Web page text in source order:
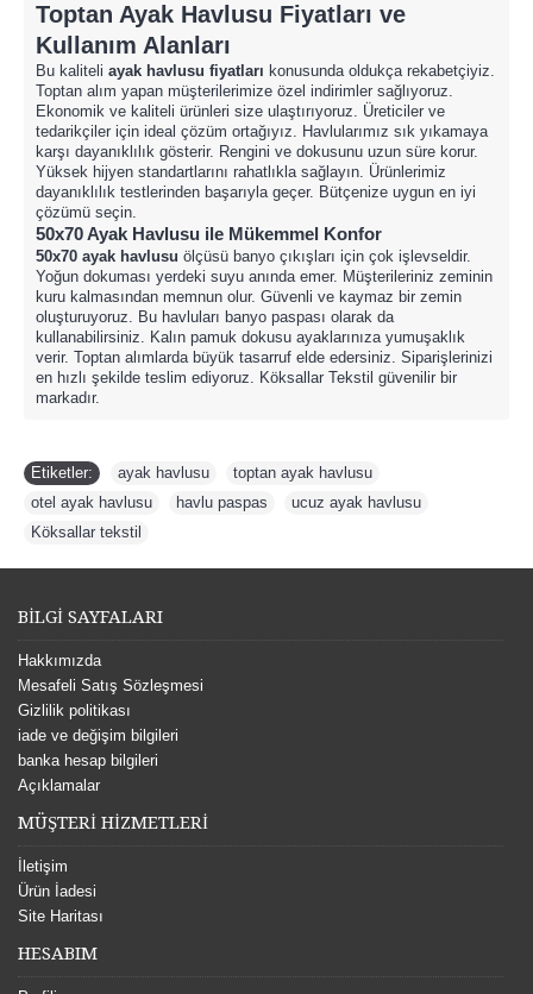
​Toptan Ayak Havlusu Fiyatları ve
Kullanım Alanları
Bu kaliteli ayak havlusu fiyatları konusunda oldukça rekabetçiyiz.
Toptan alım yapan müşterilerimize özel indirimler sağlıyoruz.
Ekonomik ve kaliteli ürünleri size ulaştırıyoruz. Üreticiler ve
tedarikçiler için ideal çözüm ortağıyız. Havlularımız sık yıkamaya
karşı dayanıklılık gösterir. Rengini ve dokusunu uzun süre korur.
Yüksek hijyen standartlarını rahatlıkla sağlayın. Ürünlerimiz
dayanıklılık testlerinden başarıyla geçer. Bütçenize uygun en iyi
çözümü seçin.
50x70 Ayak Havlusu ile Mükemmel Konfor
50x70 ayak havlusu ölçüsü banyo çıkışları için çok işlevseldir.
Yoğun dokuması yerdeki suyu anında emer. Müşterileriniz zeminin
kuru kalmasından memnun olur. Güvenli ve kaymaz bir zemin
oluşturuyoruz. Bu havluları banyo paspası olarak da
kullanabilirsiniz. Kalın pamuk dokusu ayaklarınıza yumuşaklık
verir. Toptan alımlarda büyük tasarruf elde edersiniz. Siparişlerinizi
en hızlı şekilde teslim ediyoruz. Köksallar Tekstil güvenilir bir
markadır.
Etiketler: ayak havlusu toptan ayak havlusu
otel ayak havlusu
havlu paspas ucuz ayak havlusu
Köksallar tekstil
BİLGİ SAYFALARI
Hakkımızda
Mesafeli Satış Sözleşmesi
Gizlilik politikası
iade ve değişim bilgileri
banka hesap bilgileri
Açıklamalar
MÜŞTERİ HİZMETLERİ
İletişim
Ürün İadesi
Site Haritası
HESABIM